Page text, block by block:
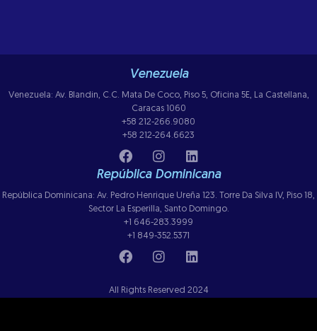
Venezuela
Venezuela: Av. Blandin, C.C. Mata De Coco, Piso 5, Oficina 5E, La Castellana,
Caracas 1060
+58 212-266.9080
+58 212-264.6623
República Dominicana
República Dominicana: Av. Pedro Henrique Ureña 123. Torre Da Silva IV, Piso 18,
Sector La Esperilla, Santo Domingo.
+1 646-283.3999
+1 849-352.5371
All Rights Reserved 2024